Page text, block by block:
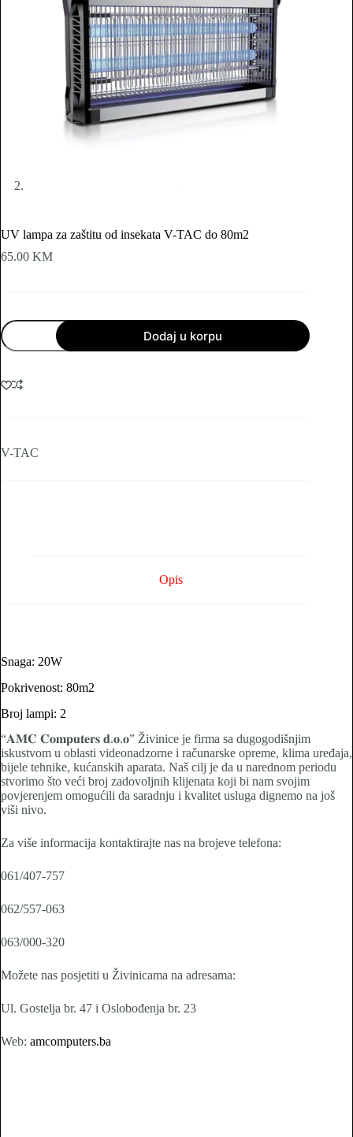
UV lampa za zaštitu od insekata V-TAC do 80m2
65.00 KM
UV
lampa
za
od
insekata
80m2
količina
Dodaj u korpu
V-TAC
Opis
Snaga: 20W
Pokrivenost: 80m2
Broj lampi: 2
“𝐀𝐌𝐂 𝐂𝐨𝐦𝐩𝐮𝐭𝐞𝐫𝐬 𝐝.𝐨.𝐨” Živinice je firma sa dugogodišnjim
iskustvom u oblasti videonadzorne i računarske opreme, klima uređaja,
bijele tehnike, kućanskih aparata. Naš cilj je da u narednom periodu
stvorimo što veći broj zadovoljnih klijenata koji bi nam svojim
povjerenjem omogućili da saradnju i kvalitet usluga dignemo na još
viši nivo.
Za više informacija kontaktirajte nas na brojeve telefona:
061/407-757
062/557-063
063/000-320
Možete nas posjetiti u Živinicama na adresama:
Ul. Gostelja br. 47 i Oslobođenja br. 23
Web: amcomputers.ba